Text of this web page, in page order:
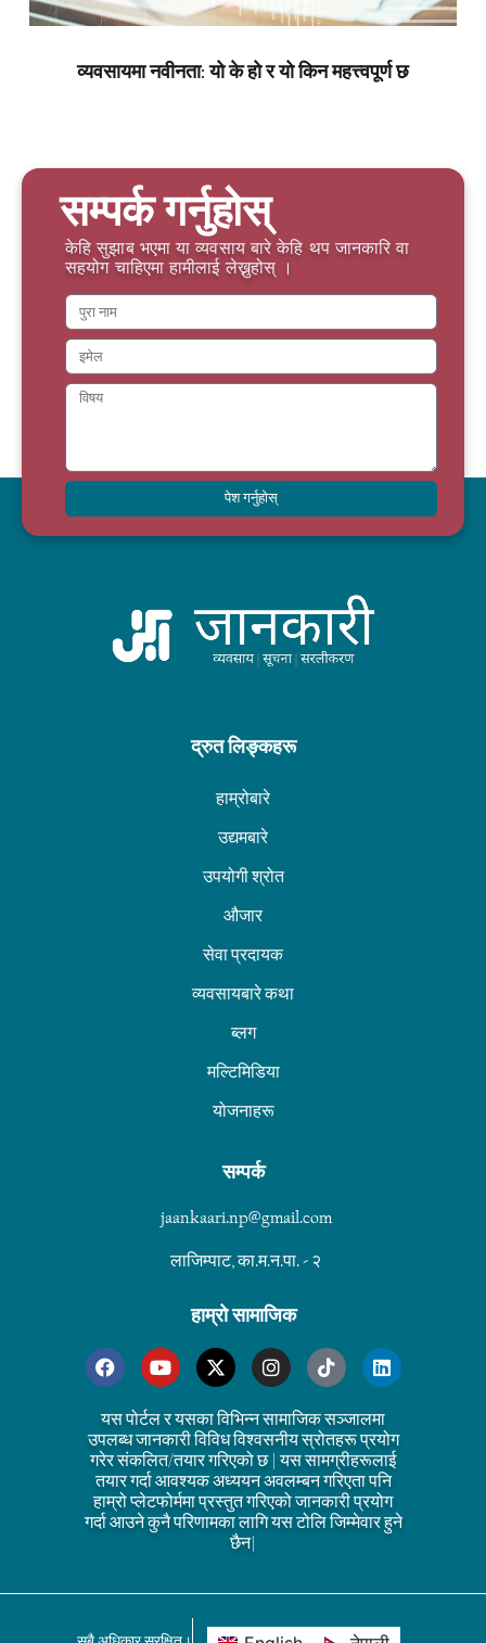
व्यवसायमा नवीनता: यो के हो र यो किन महत्त्वपूर्ण छ
सम्पर्क गर्नुहोस्
केहि सुझाब भएमा या व्यवसाय बारे केहि थप जानकारि वा
सहयोग चाहिएमा हामीलाई लेख्नुहोस् ।
पेश गर्नुहोस्
द्रुत लिङ्कहरू
हाम्रोबारे
उद्यमबारे
उपयोगी श्रोत
औजार
सेवा प्रदायक
व्यवसायबारे कथा
ब्लग
मल्टिमिडिया
योजनाहरू
सम्पर्क
jaankaari.np@gmail.com
लाजिम्पाट, का.म.न.पा. - २
हाम्रो सामाजिक
यस पोर्टल र यसका विभिन्न सामाजिक सञ्जालमा
उपलब्ध जानकारी विविध विश्वसनीय स्रोतहरू प्रयोग
गरेर संकलित/तयार गरिएको छ | यस सामग्रीहरूलाई
तयार गर्दा आवश्यक अध्ययन अवलम्बन गरिएता पनि
हाम्रो प्लेटफोर्ममा प्रस्तुत गरिएको जानकारी प्रयोग
गर्दा आउने कुनै परिणामका लागि यस टोलि जिम्मेवार हुने
छैन|